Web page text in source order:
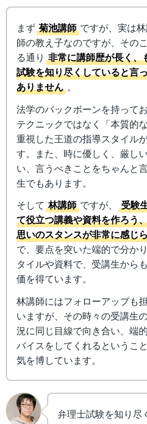
まず 菊池講師 ですが、実は
師の教え子なのですが、その
る通り 非常に講師歴が長く、
試験を知り尽くしていると言
ありません 。
法学のバックボーンを持って
テクニックではなく「本質的
重視した王道の指導スタイル
す。また、時に優しく、厳し
い、言うべきことをちゃんと
生でもあります。
そして 林講師 ですが、
受験
て役立つ講義や資料を作ろう
思いのスタンスが非常に感じ
で、要点を突いた端的で分か
タイルや資料で、受講生から
価を得ています。
林講師にはフォローアップも
いますが、その時々の受講生
況に同じ目線で向き合い、端
バイスをしてくれるというこ
気を博しています。
弁理士試験を知り尽